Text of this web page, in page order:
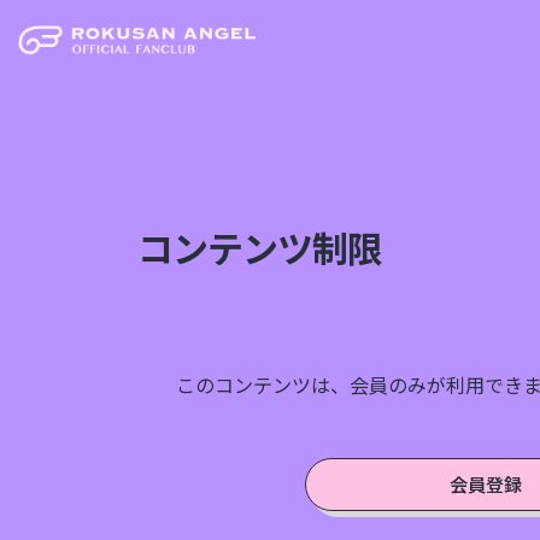
コンテンツ制限
このコンテンツは、会員のみが利用でき
会員登録